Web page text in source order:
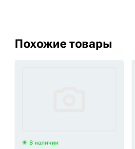
Похожие товары
В наличии